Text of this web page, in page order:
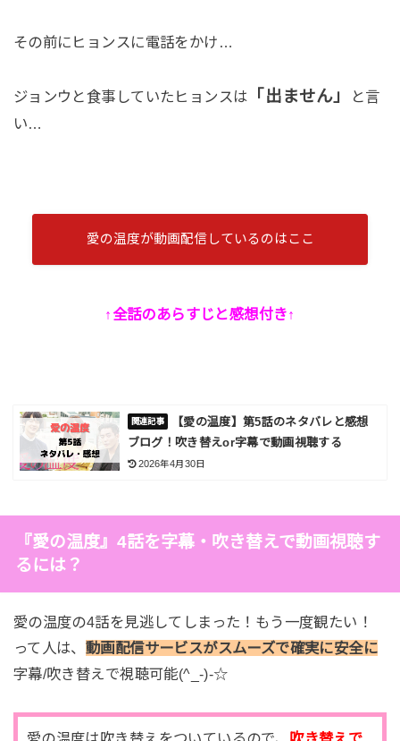
その前にヒョンスに電話をかけ…
ジョンウと食事していたヒョンスは 「出ません」
と言
い…
愛の温度が動画配信しているのはここ
↑全話のあらすじと感想付き↑
【愛の温度】第5話のネタバレと感想
ブログ！吹き替えor字幕で動画視聴する
2026年4月30日
『愛の温度』4話を字幕・吹き替えで動画視聴す
るには？
愛の温度の4話を見逃してしまった！もう一度観たい！
って人は、 動画配信サービスがスムーズで確実に安全に
字幕/吹き替えで視聴可能(^_-)-☆